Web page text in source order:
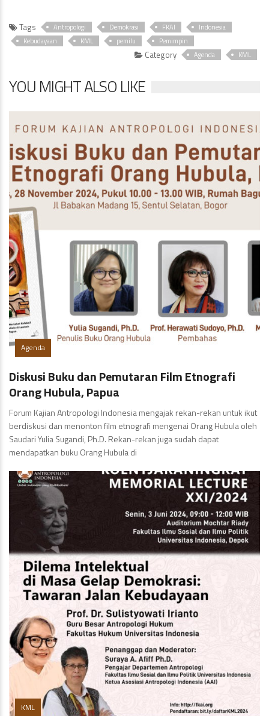
Tags Antropologi Demokrasi FKAI
Indonesia
Kebudayaan
KML pemilu Pemimpin
Category Agenda KML
YOU MIGHT ALSO LIKE
Agenda
Diskusi Buku dan Pemutaran Film Etnografi
Orang Hubula, Papua
Forum Kajian Antropologi Indonesia mengajak rekan-rekan untuk ikut
berdiskusi dan menonton film etnografi mengenai Orang Hubula oleh
Saudari Yulia Sugandi, Ph.D. Rekan-rekan juga sudah dapat
mendapatkan buku Orang Hubula di
KML